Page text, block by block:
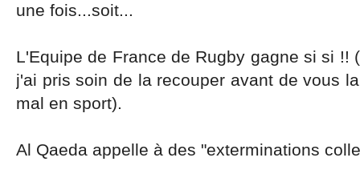
une fois...soit...
L'Equipe de France de Rugby gagne si si !!
j'ai pris soin de la recouper avant de vous
mal en sport).
Al Qaeda appelle à des "exterminations